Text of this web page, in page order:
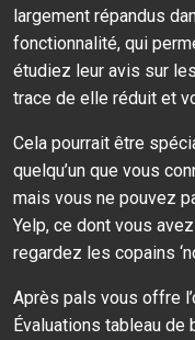
largement répandus
fonctionnalité, qui
étudiez leur avis sur
trace de elle réduit et
Cela pourrait être
quelqu’un que vous
mais vous ne pouvez
Yelp, ce dont vous
regardez les copains
Après pals vous offre
Évaluations tableau de